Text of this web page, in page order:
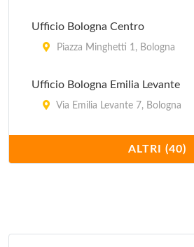
Ufficio Bologna Centro
Piazza Minghetti 1, Bologna
Ufficio Bologna Emilia Levante
Via Emilia Levante 7, Bologna
Ufficio Bologna Emilia Ponente
Via Aurelio Saffi 30/32, Bologna
ALTRI (40)